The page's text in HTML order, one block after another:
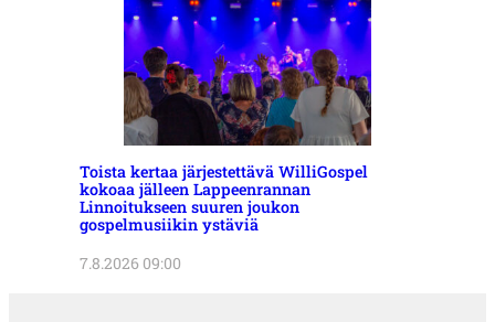
Toista kertaa järjestettävä WilliGospel
kokoaa jälleen Lappeenrannan
Linnoitukseen suuren joukon
gospelmusiikin ystäviä
7.8.2026 09:00